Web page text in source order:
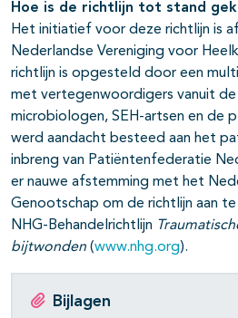
Hoe is de richtlijn tot stand
Het initiatief voor deze richtlijn is
Nederlandse Vereniging voor
richtlijn is opgesteld door een
met vertegenwoordigers vanuit de
microbiologen, SEH-artsen en de
werd aandacht besteed aan het
inbreng van Patiëntenfederatie
er nauwe afstemming met het
Genootschap om de richtlijn aan
NHG-Behandelrichtlijn
bijtwonden (www.nhg.org).
Bijlagen